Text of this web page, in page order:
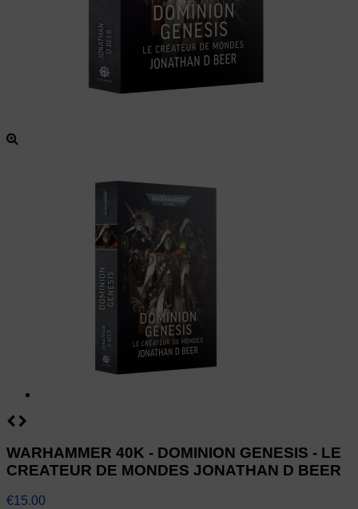
WARHAMMER 40K - DOMINION GENESIS - LE
CREATEUR DE MONDES JONATHAN D BEER
€15.00